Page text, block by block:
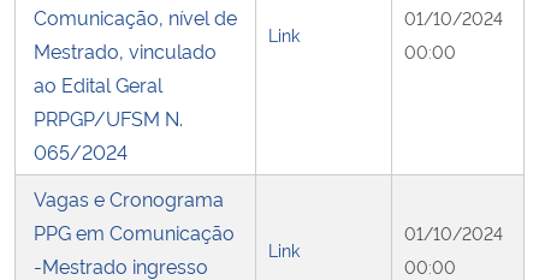
Planalto
Comunicação, nível de
Mestrado, vinculado
ao Edital Geral
PRPGP/UFSM N.
065/2024
Link
01/10/2024
00:00
Vagas e Cronograma
PPG em Comunicação
-Mestrado ingresso
Link
01/10/2024
00:00